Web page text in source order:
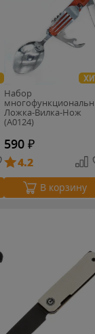
Набор
Ложка-Вилка-Нож
(А0124)
590 ₽
4.2
В корзину